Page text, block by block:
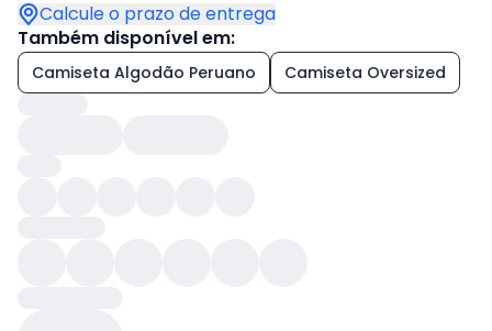
Calcule o prazo de entrega
Também disponível em:
Camiseta Algodão Peruano Camiseta Oversized